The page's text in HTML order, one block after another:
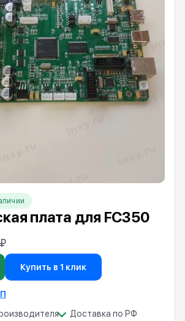
плата для FC350
₽
Купить в 1 клик
Доставка по РФ